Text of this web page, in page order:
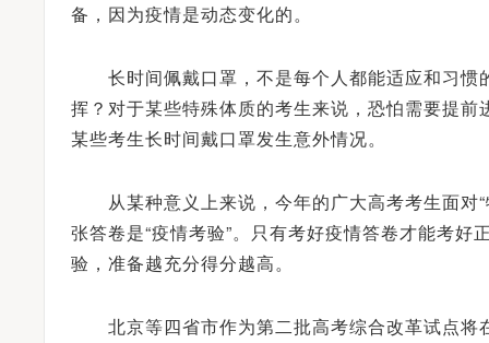
备，因为疫情是动态变化的。
长时间佩戴口罩，不是每个人都能适应和习惯
挥？对于某些特殊体质的考生来说，恐怕需要提
某些考生长时间戴口罩发生意外情况。
从某种意义上来说，今年的广大高考考生面对“
张答卷是“疫情考验”。只有考好疫情答卷才能考
验，准备越充分得分越高。
北京等四省市作为第二批高考综合改革试点将